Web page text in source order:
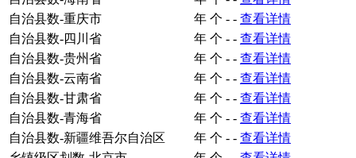
自治县数-重庆市
年 个 - - 查看详情
自治县数-四川省
年 个 - - 查看详情
自治县数-贵州省
年 个 - - 查看详情
自治县数-云南省
年 个 - - 查看详情
自治县数-甘肃省
年 个 - - 查看详情
自治县数-青海省
年 个 - - 查看详情
自治县数-新疆维吾尔自治区
年 个 - - 查看详情